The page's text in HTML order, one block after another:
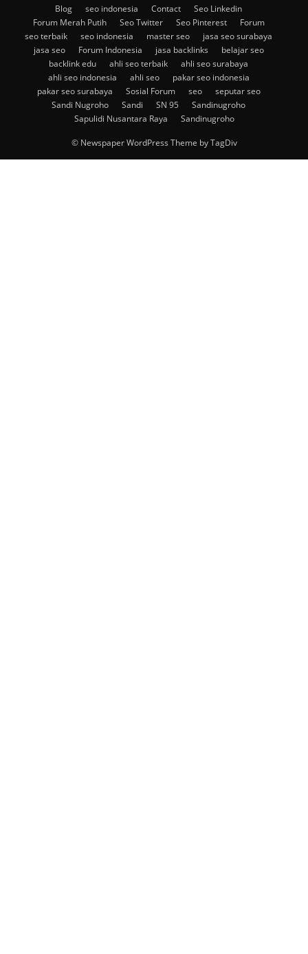
Blog seo indonesia Contact
Seo Linkedin
Forum Merah Putih
Seo Twitter Seo Pinterest
Forum
seo terbaik
seo indonesia master seo
jasa seo surabaya
jasa seo
Forum Indonesia jasa backlinks
belajar seo
backlink edu
ahli seo terbaik
ahli seo surabaya
ahli seo indonesia
ahli seo
pakar seo indonesia
pakar seo surabaya
Sosial Forum seo
seputar seo
Sandi Nugroho
Sandi SN 95
Sandinugroho
Sapulidi Nusantara Raya
Sandinugroho
© Newspaper WordPress Theme by TagDiv